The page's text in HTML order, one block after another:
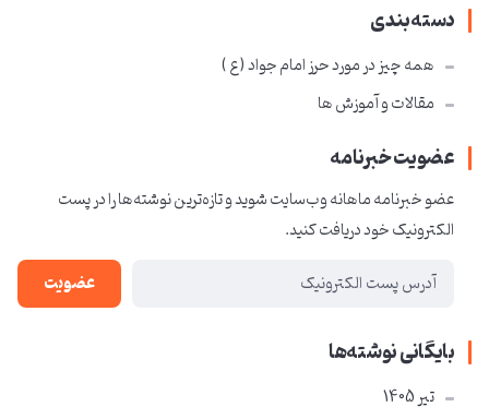
دسته‌بندی
همه چیز در مورد حرز امام جواد ( ع )
مقالات و آموزش ها
عضویت خبرنامه
عضو خبرنامه ماهانه وب‌سایت شوید و تازه‌ترین نوشته‌ها را در پست
الکترونیک خود دریافت کنید.
عضویت
بایگانی نوشته‌ها
تير 1405